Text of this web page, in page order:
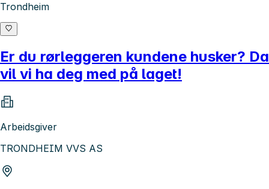
Trondheim
Er du rørleggeren kundene husker? Da
vil vi ha deg med på laget!
Arbeidsgiver
TRONDHEIM VVS AS